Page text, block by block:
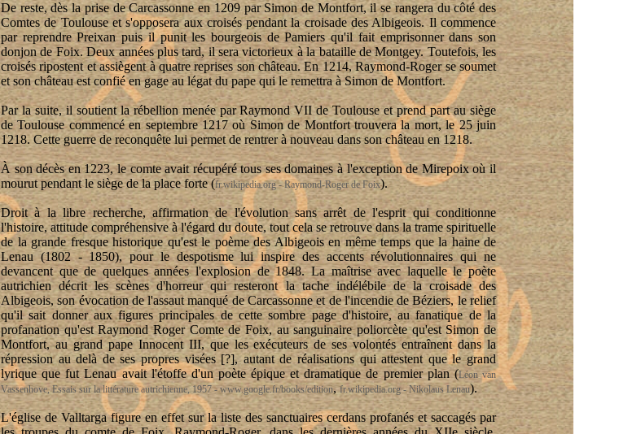
De reste, dès la prise de Carcassonne en 1209 par Simon de Montfort, il se rangera du côté des
Comtes de Toulouse et s'opposera aux croisés pendant la croisade des Albigeois. Il commence
par reprendre Preixan puis il punit les bourgeois de Pamiers qu'il fait emprisonner dans son
donjon de Foix. Deux années plus tard, il sera victorieux à la bataille de Montgey. Toutefois, les
croisés ripostent et assiègent à quatre reprises son château. En 1214, Raymond-Roger se soumet
et son château est confié en gage au légat du pape qui le remettra à Simon de Montfort.
Par la suite, il soutient la rébellion menée par Raymond VII de Toulouse et prend part au siège
de Toulouse commencé en septembre 1217 où Simon de Montfort trouvera la mort, le 25 juin
1218. Cette guerre de reconquête lui permet de rentrer à nouveau dans son château en 1218.
À son décès en 1223, le comte avait récupéré tous ses domaines à l'exception de Mirepoix où il
mourut pendant le siège de la place forte (fr.wikipedia.org - Raymond-Roger de Foix).
Droit à la libre recherche, affirmation de l'évolution sans arrêt de l'esprit qui conditionne
l'histoire, attitude compréhensive à l'égard du doute, tout cela se retrouve dans la trame spirituelle
de la grande fresque historique qu'est le poème des Albigeois en même temps que la haine de
Lenau (1802 - 1850), pour le despotisme lui inspire des accents révolutionnaires qui ne
devancent que de quelques années l'explosion de 1848. La maîtrise avec laquelle le poète
autrichien décrit les scènes d'horreur qui resteront la tache indélébile de la croisade des
Albigeois, son évocation de l'assaut manqué de Carcassonne et de l'incendie de Béziers, le relief
qu'il sait donner aux figures principales de cette sombre page d'histoire, au fanatique de la
profanation qu'est Raymond Roger Comte de Foix, au sanguinaire poliorcète qu'est Simon de
Montfort, au grand pape Innocent III, que les exécuteurs de ses volontés entraînent dans la
répression au delà de ses propres visées [?], autant de réalisations qui attestent que le grand
lyrique que fut Lenau avait l'étoffe d'un poète épique et dramatique de premier plan (Léon van
Vassenhove, Essais sur la littérature autrichienne, 1957 - www.google.fr/books/edition,fr.wikipedia.org - Nikolaus Lenau).
L'église de Valltarga figure en effet sur la liste des sanctuaires cerdans profanés et saccagés par